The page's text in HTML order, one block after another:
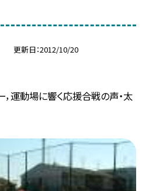
更新日 2012/10/20
運動場に響く応援合戦の声・太